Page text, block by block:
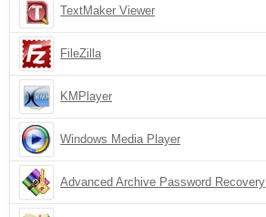
TextMaker Viewer
FileZilla
KMPlayer
Windows Media Player
Advanced Archive Password Recovery